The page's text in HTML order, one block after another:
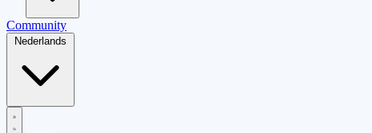
Community
Nederlands